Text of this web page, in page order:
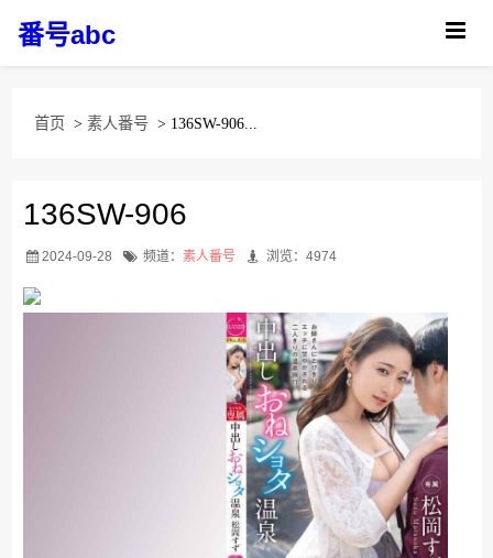
番号abc
首页 >素人番号 > 136SW-906...
136SW-906
2024-09-28 频道： 素人番号 浏览：4974